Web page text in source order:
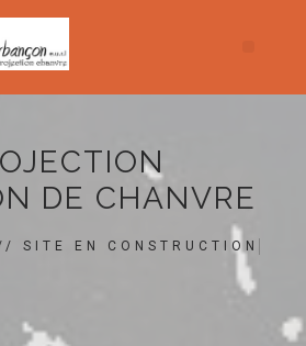
DE CHANVRE
SITE EN CONSTRUCTION